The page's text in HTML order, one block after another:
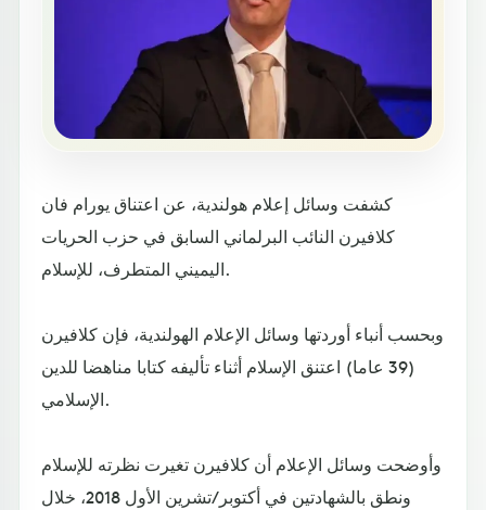
كشفت وسائل إعلام هولندية، عن اعتناق يورام فان
كلافيرن النائب البرلماني السابق في حزب الحريات
اليميني المتطرف، للإسلام.
وبحسب أنباء أوردتها وسائل الإعلام الهولندية، فإن كلافيرن
(39 عاما) اعتنق الإسلام أثناء تأليفه كتابا مناهضا للدين
الإسلامي.
وأوضحت وسائل الإعلام أن كلافيرن تغيرت نظرته للإسلام
ونطق بالشهادتين في أكتوبر/تشرين الأول 2018، خلال